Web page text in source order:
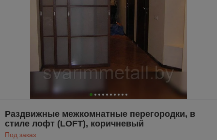
Раздвижные межкомнатные перегородки, в
стиле лофт (LOFT), коричневый
Под заказ